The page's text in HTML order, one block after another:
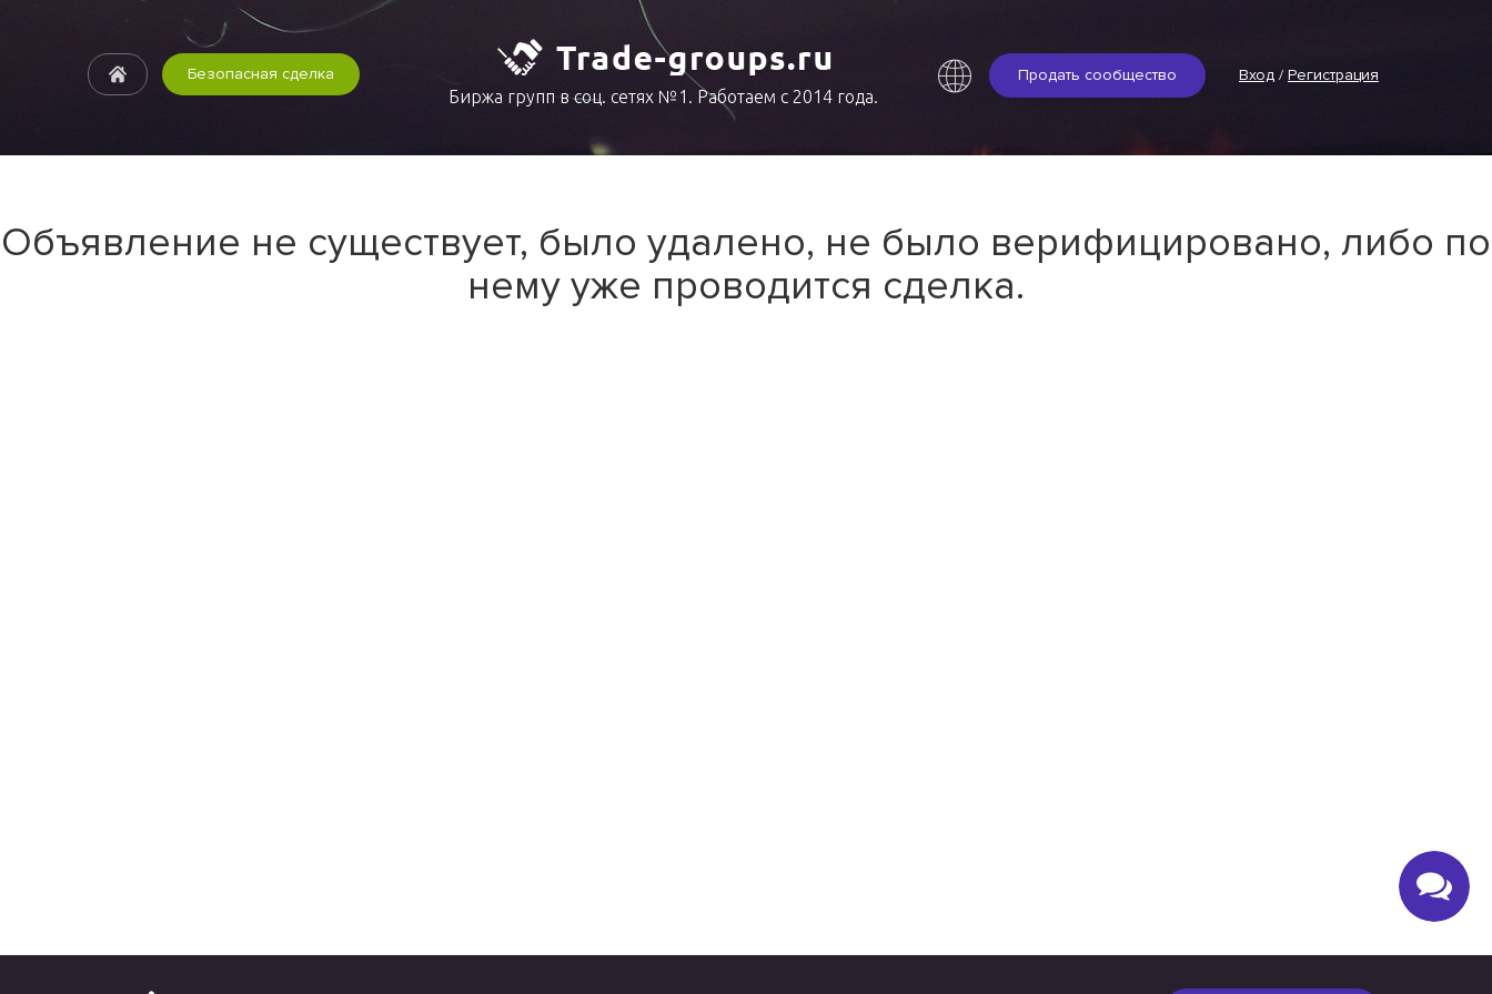
Продать сообщество Вход / Регистрация
Безопасная сделка
Биржа групп в соц. сетях №1. Работаем с 2014 года.
Объявление не существует, было удалено, не было верифицировано, либо по
нему уже проводится сделка.